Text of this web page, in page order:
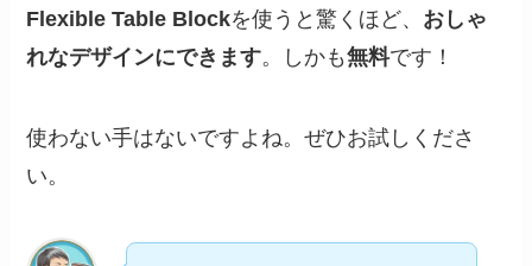
Flexible Table Blockを使うと驚くほど、 おしゃ
れなデザインにできます。しかも無料です！
使わない手はないですよね。ぜひお試しくださ
い。